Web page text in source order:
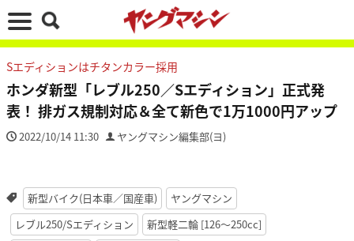
Sエディションはチタンカラー採用
ホンダ新型「レブル250／Sエディション」正式発
表！ 排ガス規制対応＆全て新色で1万1000円アップ
2022/10/14 11:30 ヤングマシン編集部(ヨ)
新型バイク(日本車／国産車)
ヤングマシン
レブル250/Sエディション
新型軽二輪 [126〜250cc]